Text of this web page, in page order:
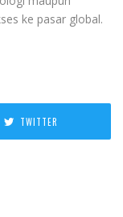
ke pasar global.
TWITTER